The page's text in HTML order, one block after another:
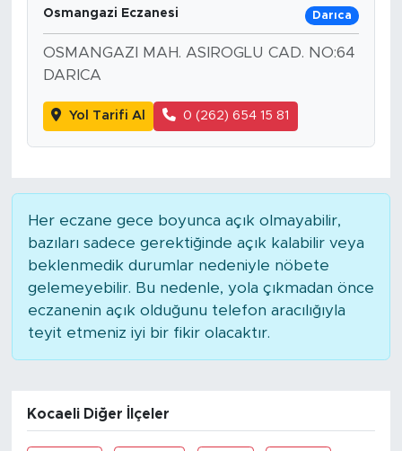
Osmangazi Eczanesi Darıca
OSMANGAZI MAH. ASIROGLU CAD. NO:64
DARICA
Yol Tarifi Al 0 (262) 654 15 81
Her eczane gece boyunca açık olmayabilir,
bazıları sadece gerektiğinde açık kalabilir veya
beklenmedik durumlar nedeniyle nöbete
gelemeyebilir. Bu nedenle, yola çıkmadan önce
eczanenin açık olduğunu telefon aracılığıyla
teyit etmeniz iyi bir fikir olacaktır.
Kocaeli Diğer İlçeler